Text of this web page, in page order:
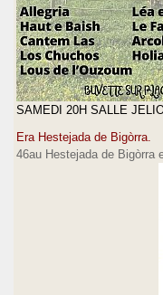
SAMEDI 20H SALLE
Era Hestejada de Bigòrra.
46au Hestejada de Bigòrra